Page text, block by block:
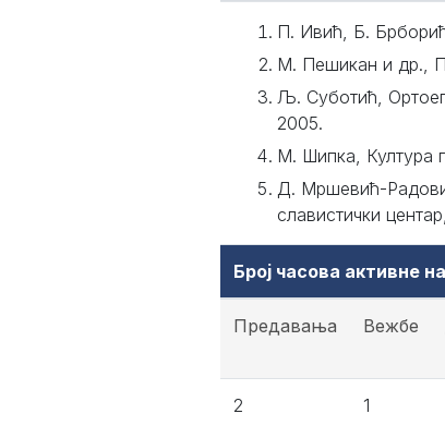
П. Ивић, Б.
М. Пешикан и др.,
Љ. Суботић,
2005.
М. Шипка, Култура
Д. Мршевић-
славистички
Број часова активне
Предавања Вежбе
2 1